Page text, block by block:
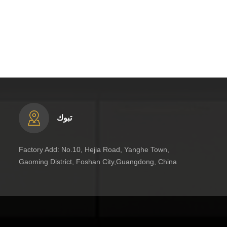
تبوك
Factory Add: No.10, Hejia Road, Yanghe Town,
Gaoming District, Foshan City,Guangdong, China